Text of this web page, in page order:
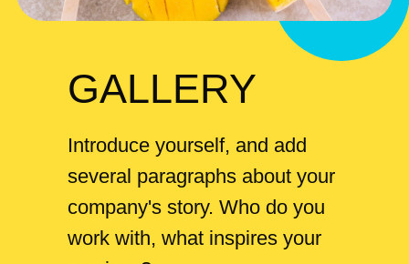
GALLERY
Introduce yourself, and add
several paragraphs about your
company's story. Who do you
work with, what inspires your